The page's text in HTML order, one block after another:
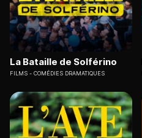
La Bataille de Solférino
FILMS COMÉDIES DRAMATIQUES